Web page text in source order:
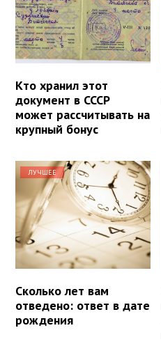
Кто хранил этот
документ в СССР
может рассчитывать на
крупный бонус
ЛУЧШЕЕ
Сколько лет вам
отведено: ответ в дате
рождения